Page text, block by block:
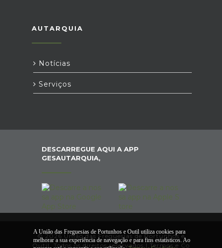
AUTARQUIA
Notícias
Serviços
DESCARREGUE AQUI A APP
GESAUTARQUIA,
© 2026 União das Freguesias de Portunhos e
Outil. Todos os direitos reservados | Termos e Co
A União das Freguesias de Portunhos e Outil utiliza cookies para
melhorar a sua experiência de navegação e para fins estatísticos. Ao